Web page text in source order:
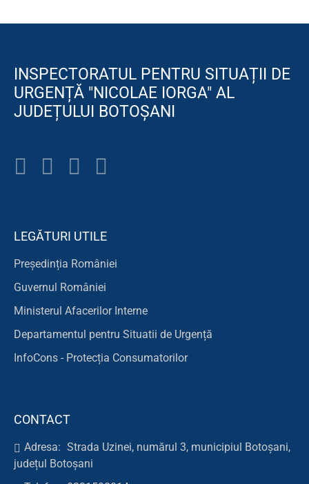
INSPECTORATUL PENTRU SITUAȚII DE
URGENȚĂ "NICOLAE IORGA" AL
JUDEȚULUI BOTOȘANI
LEGĂTURI UTILE
Președinția României
Guvernul României
Ministerul Afacerilor Interne
Departamentul pentru Situatii de Urgență
InfoCons - Protecția Consumatorilor
CONTACT
Adresa: Strada Uzinei, numărul 3, municipiul Botoșani,
județul Botoșani